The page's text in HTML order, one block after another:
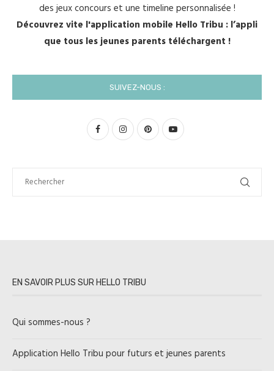
des jeux concours et une timeline personnalisée !
Découvrez vite l'application mobile Hello Tribu : l’appli
que tous les jeunes parents téléchargent !
SUIVEZ-NOUS :
EN SAVOIR PLUS SUR HELLO TRIBU
Qui sommes-nous ?
Application Hello Tribu pour futurs et jeunes parents